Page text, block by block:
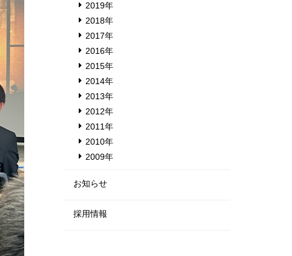
2019年
2018年
2017年
2016年
2015年
2014年
2013年
2012年
2011年
2010年
2009年
お知らせ
採用情報